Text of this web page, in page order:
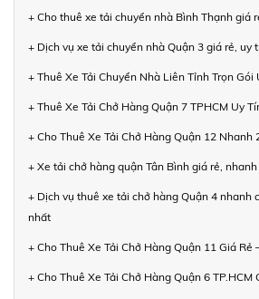
+ Cho thuê xe tải chuyển nhà Bình Thạnh giá
+ Dịch vụ xe tải chuyển nhà Quận 3 giá rẻ, uy
+ Thuê Xe Tải Chuyển Nhà Liên Tỉnh Trọn Gói
+ Thuê Xe Tải Chở Hàng Quận 7 TPHCM Uy
+ Cho Thuê Xe Tải Chở Hàng Quận 12 Nhanh
+ Xe tải chở hàng quận Tân Bình giá rẻ,
+ Dịch vụ thuê xe tải chở hàng Quận 4 nhanh
nhất
+ Cho Thuê Xe Tải Chở Hàng Quận 11 Giá Rẻ
+ Cho Thuê Xe Tải Chở Hàng Quận 6 TP.HCM